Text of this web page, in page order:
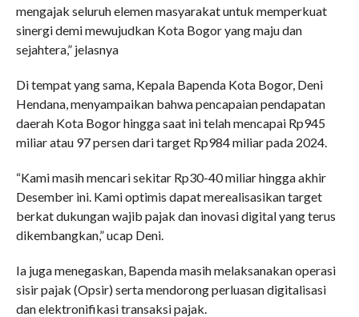
mengajak seluruh elemen masyarakat untuk memperkuat
sinergi demi mewujudkan Kota Bogor yang maju dan
sejahtera,” jelasnya
Di tempat yang sama, Kepala Bapenda Kota Bogor, Deni
Hendana, menyampaikan bahwa pencapaian pendapatan
daerah Kota Bogor hingga saat ini telah mencapai Rp945
miliar atau 97 persen dari target Rp984 miliar pada 2024.
“Kami masih mencari sekitar Rp30-40 miliar hingga akhir
Desember ini. Kami optimis dapat merealisasikan target
berkat dukungan wajib pajak dan inovasi digital yang terus
dikembangkan,” ucap Deni.
Ia juga menegaskan, Bapenda masih melaksanakan operasi
sisir pajak (Opsir) serta mendorong perluasan digitalisasi
dan elektronifikasi transaksi pajak.